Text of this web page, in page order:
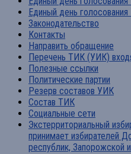
Единый день
Законодательство
Контакты
Направить обращение
Перечень ТИК (УИК)
Полезные ссылки
Политические партии
Резерв составов УИК
Состав ТИК
Социальные сети
Экстерриториальный
принимает избирателей
республик, Запорожской